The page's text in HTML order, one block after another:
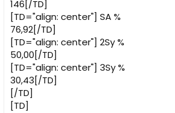
146[/TD]
[TD="align: center"] SA %
76,92[/TD]
[TD="align: center"] 2Sy %
50,00[/TD]
[TD="align: center"] 3Sy %
30,43[/TD]
[/TD]
[TD]